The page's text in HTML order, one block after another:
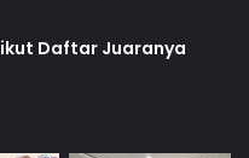
Daftar Juaranya